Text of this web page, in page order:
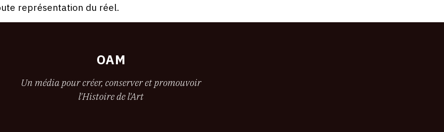
représentation du réel.
OAM
Un média pour créer, conserver et promouvoir
l'Histoire de l'Art